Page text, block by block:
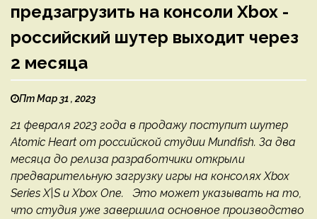
предзагрузить на консоли Xbox -
российский шутер выходит через
2 месяца
Пт Мар 31 , 2023
21 февраля 2023 года в продажу поступит шутер
Atomic Heart от российской студии Mundfish. За два
месяца до релиза разработчики открыли
предварительную загрузку игры на консолях Xbox
Series X|S и Xbox One. Это может указывать на то,
что студия уже завершила основное производство